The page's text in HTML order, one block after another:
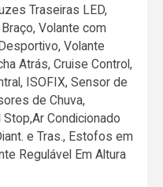
Traseiras LED,
Volante com
Volante
Atrás, Cruise Control,
ISOFIX, Sensor de
de Chuva,
Condicionado
e Tras., Estofos em
Regulável Em Altura